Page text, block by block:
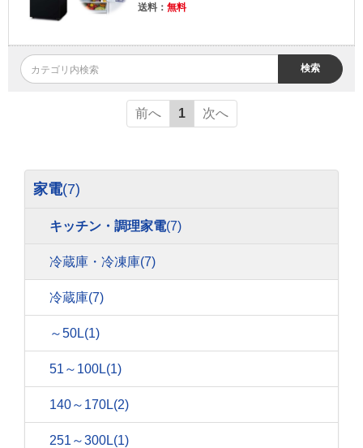
送料： 無料
検索
前へ 1 次へ
家電(7)
キッチン・調理家電(7)
冷蔵庫・冷凍庫(7)
冷蔵庫(7)
～50L(1)
51～100L(1)
140～170L(2)
251～300L(1)